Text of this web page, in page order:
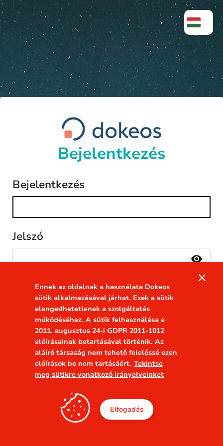
Bejelentkezés
Bejelentkezés
Jelszó
visibility
Megjegyez Elfelejtette a jelszavát?
Ennek az oldalnak a használata Dokeos
sütik alkalmazásával járhat. Ezek a sütik
elengedhetetlenek a szolgáltatás
működéséhez. A sütik felhasználása a
2011. augusztus 24-i GDPR 2011-1012
előírásainak betartásával történik. Az
aláíró társaság nem tehető felelőssé ezen
előírások be nem tartásáért. Tekintse
meg sütikre vonatkozó irányelveinket
Elfogadás
close